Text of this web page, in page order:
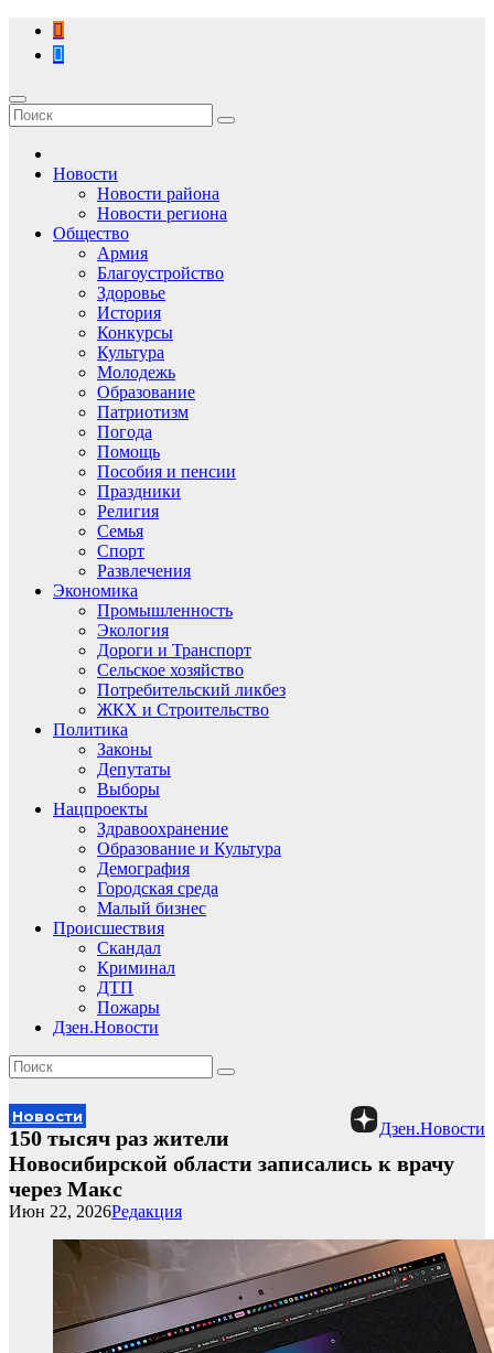
Перейти
содержимому
Новости
Новости района
Новости региона
Общество
Армия
Благоустройство
Здоровье
История
Конкурсы
Культура
Молодежь
Образование
Патриотизм
Погода
Помощь
Пособия и пенсии
Праздники
Религия
Семья
Спорт
Развлечения
Экономика
Промышленность
Экология
Дороги и Транспорт
Сельское хозяйство
Потребительский ликбез
ЖКХ и Строительство
Политика
Законы
Депутаты
Выборы
Нацпроекты
Здравоохранение
Образование и Культура
Демография
Городская среда
Малый бизнес
Происшествия
Скандал
Криминал
ДТП
Пожары
Дзен.Новости
Дзен.Новости
Новости
150 тысяч раз жители
Новосибирской области записались к врачу
через Макс
Редакция
Июн 22, 2026